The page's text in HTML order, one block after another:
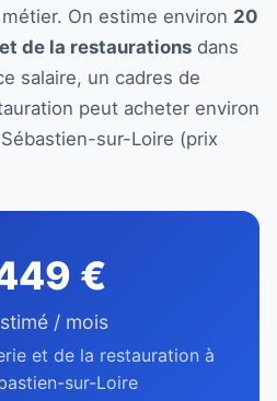
On estime environ 20
de la restaurations dans
salaire, un cadres de
peut acheter environ
sur-Loire (prix
€
/ mois
et de la restauration à
sur-Loire